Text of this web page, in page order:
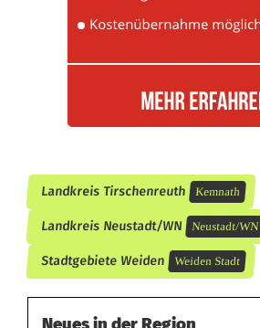
t
t
l
e
Landkreis Tirschenreuth Kemnath
Landkreis Neustadt/WN Neustadt/WN
Stadtgebiete Weiden Weiden Stadt